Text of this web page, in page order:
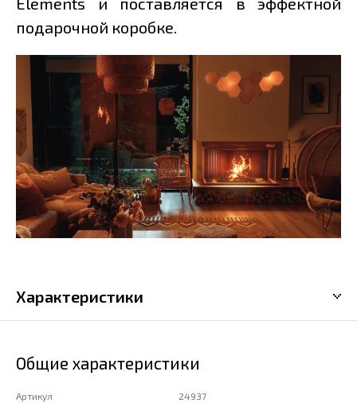
подарочной коробке.
Характеристики
Общие характеристики
Артикул 24937